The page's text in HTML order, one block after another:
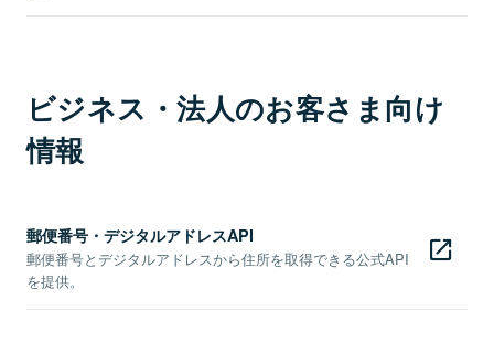
ビジネス・法人のお客さま向け
情報
郵便番号・デジタルアドレスAPI
郵便番号とデジタルアドレスから住所を取得できる公式API
を提供。